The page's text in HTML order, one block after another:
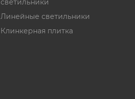
светильники
Линейные светильники
Клинкерная плитка